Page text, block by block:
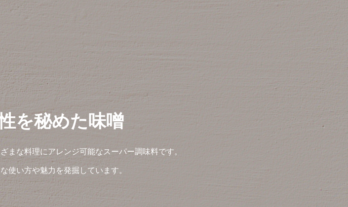
を秘めた味噌
まな料理にアレンジ可能なスーパー調味料です。
使い方や魅力を発掘しています。